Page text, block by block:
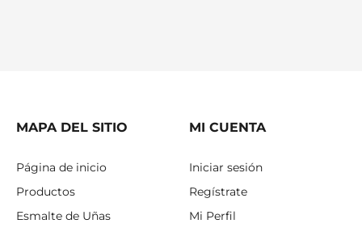
MAPA DEL SITIO
Página de inicio
Productos
Esmalte de Uñas
MI CUENTA
Iniciar sesión
Regístrate
Mi Perfil